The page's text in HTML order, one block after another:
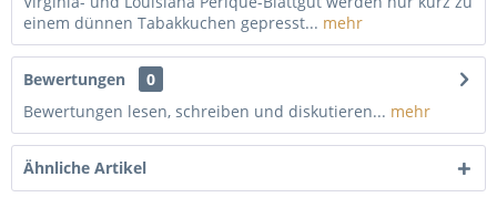
einem dünnen Tabakkuchen gepresst... mehr
Bewertungen
0
Bewertungen lesen, schreiben und diskutieren... mehr
Ähnliche Artikel